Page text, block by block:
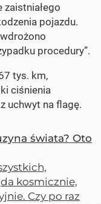
pojazdu.
procedury”.
tys. km,
ciśnienia
uchwyt na flagę.
świata? Oto
kosmicznie,
Czy po raz